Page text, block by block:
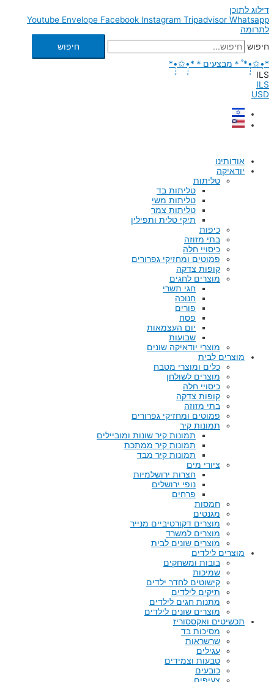
דילוג לתוכן
Youtube Envelope Facebook Instagram Tripadvisor Whatsapp
לתרומה
חיפוש
חיפוש
*•̩̩͙✩•̩̩͙*˚＊מבצעים＊*•̩̩͙✩•̩̩͙*
ILS
ILS
USD
אודותינו
יודאיקה
טליתות
טליתות בד
טליתות משי
טליתות צמר
תיקי טלית ותפילין
כיפות
בתי מזוזה
כיסויי חלה
פמוטים ומחזיקי גפרורים
קופות צדקה
מוצרים לחגים
חגי תשרי
חנוכה
פורים
פסח
יום העצמאות
שבועות
מוצרי יודאיקה שונים
מוצרים לבית
כלים ומוצרי מטבח
מוצרים לשולחן
כיסויי חלה
קופות צדקה
בתי מזוזה
פמוטים ומחזיקי גפרורים
תמונות קיר
תמונות קיר שונות ומוביילים
תמונות קיר ממתכת
תמונות קיר מבד
ציורי מים
חצרות ירושלמיות
נופי ירושלים
פרחים
חמסות
מגנטים
מוצרים דקורטיביים מנייר
מוצרים למשרד
מוצרים שונים לבית
מוצרים לילדים
בובות ומשחקים
שמיכות
קישוטים לחדר ילדים
תיקים לילדים
מתנות חגים לילדים
מוצרים שונים לילדים
תכשיטים ואקססוריז
מסיכות בד
שרשראות
עגילים
טבעות וצמידים
כובעים